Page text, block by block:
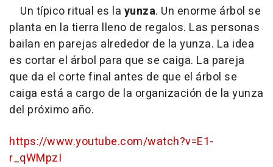
Un típico ritual es la yunza. Un enorme árbol se
planta en la tierra lleno de regalos. Las personas
bailan en parejas alrededor de la yunza. La idea
es cortar el árbol para que se caiga. La pareja
que da el corte final antes de que el árbol se
caiga está a cargo de la organización de la yunza
del próximo año.
https://www.youtube.com/watch?v=E1-
r_qWMpzI